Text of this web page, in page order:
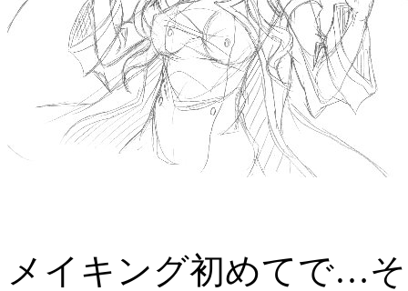
メイキング初めてで…